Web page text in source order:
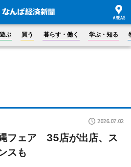
ぶ 買う 暮らす・働く 学ぶ・知る
2026.07.02
フェア 35店が出店、ス
スも